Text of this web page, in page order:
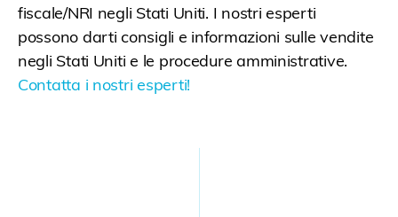
fiscale/NRI negli Stati Uniti. I nostri esperti
possono darti consigli e informazioni sulle vendite
negli Stati Uniti e le procedure amministrative.
Contatta i nostri esperti!